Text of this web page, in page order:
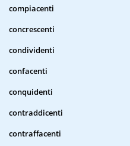
compiacenti
concrescenti
condividenti
confacenti
conquidenti
contraddicenti
contraffacenti